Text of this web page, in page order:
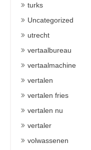
turks
Uncategorized
utrecht
vertaalbureau
vertaalmachine
vertalen
vertalen fries
vertalen nu
vertaler
volwassenen